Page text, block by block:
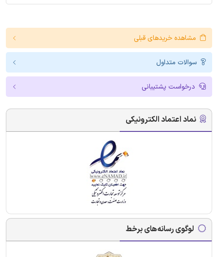
مشاهده خریدهای قبلی
سوالات متداول
درخواست پشتیبانی
نماد اعتماد الکترونیکی
لوگوی رسانه‌های برخط